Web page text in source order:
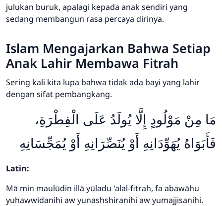
julukan buruk, apalagi kepada anak sendiri yang
sedang membangun rasa percaya dirinya.
Islam Mengajarkan Bahwa Setiap
Anak Lahir Membawa Fitrah
Sering kali kita lupa bahwa tidak ada bayi yang lahir
dengan sifat pembangkang.
مَا مِنْ مَوْلُودٍ إِلَّا يُولَدُ عَلَى الْفِطْرَةِ،
فَأَبَوَاهُ يُهَوِّدَانِهِ أَوْ يُنَصِّرَانِهِ أَوْ يُمَجِّسَانِهِ
Latin:
Mā min maulūdin illā yūladu 'alal-fitrah, fa abawāhu
yuhawwidanihi aw yunashshiranihi aw yumajjisanihi.